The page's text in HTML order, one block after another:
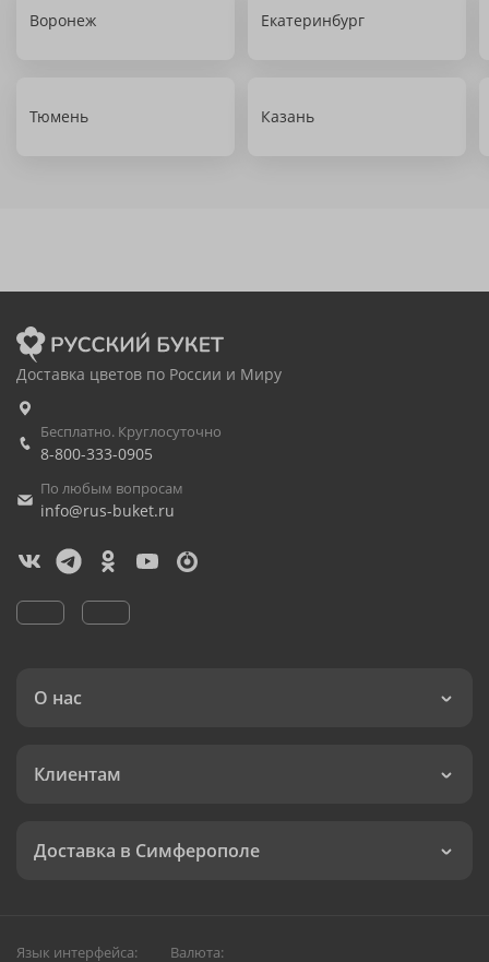
Воронеж Екатеринбург
Тюмень Казань
Доставка цветов по России и Миру
Бесплатно. Круглосуточно
8-800-333-0905
По любым вопросам
info@rus-buket.ru
О нас
Клиентам
Доставка в Симферополе
Язык интерфейса: Валюта: